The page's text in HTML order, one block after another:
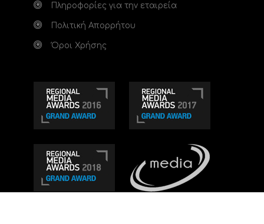
Πληροφορίες για την εταιρεία
Πολιτική Απορρήτου
Όροι Χρήσης